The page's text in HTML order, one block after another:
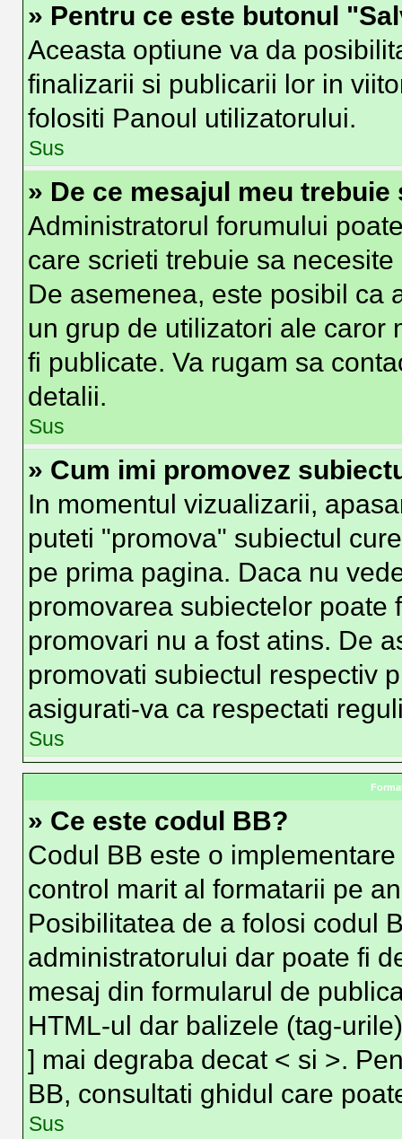
» Pentru ce este butonul
Aceasta optiune va da
finalizarii si publicarii lor in
folositi Panoul utilizatorului.
Sus
» De ce mesajul meu trebuie
Administratorul forumului
care scrieti trebuie sa
De asemenea, este posibil ca
un grup de utilizatori ale caror
fi publicate. Va rugam sa
detalii.
Sus
» Cum imi promovez
In momentul vizualizarii,
puteti "promova" subiectul
pe prima pagina. Daca nu
promovarea subiectelor poate
promovari nu a fost atins. De
promovati subiectul respectiv
asigurati-va ca respectati
Sus
» Ce este codul BB?
Codul BB este o
control marit al formatarii pe
Posibilitatea de a folosi codul
administratorului dar poate fi
mesaj din formularul de
HTML-ul dar balizele (tag-
] mai degraba decat < si >.
BB, consultati ghidul care
Sus